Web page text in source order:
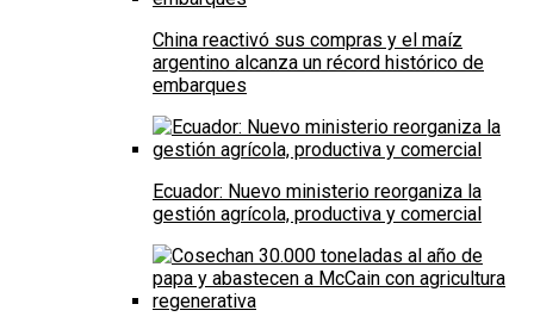
China reactivó sus compras y el maíz
argentino alcanza un récord histórico de
embarques
Ecuador: Nuevo ministerio reorganiza la
gestión agrícola, productiva y comercial